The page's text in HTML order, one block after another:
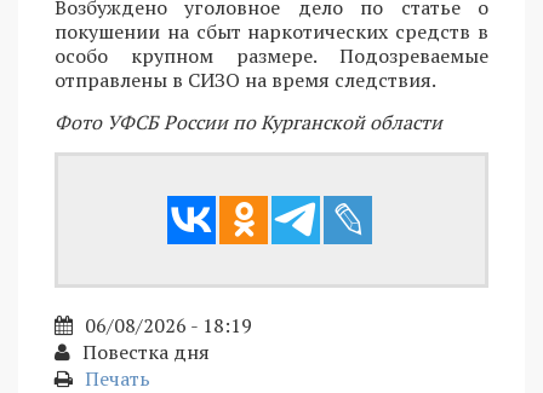
Возбуждено уголовное дело по статье о
покушении на сбыт наркотических средств в
особо крупном размере. Подозреваемые
отправлены в СИЗО на время следствия.
Фото УФСБ России по Курганской области
06/08/2026 - 18:19
Повестка дня
Печать